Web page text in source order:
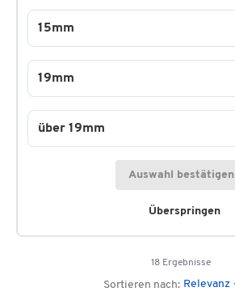
Überspringen
15mm
19mm
über 19mm
Auswahl bestätigen
18 Ergebnisse
Sortieren nach: Relevanz